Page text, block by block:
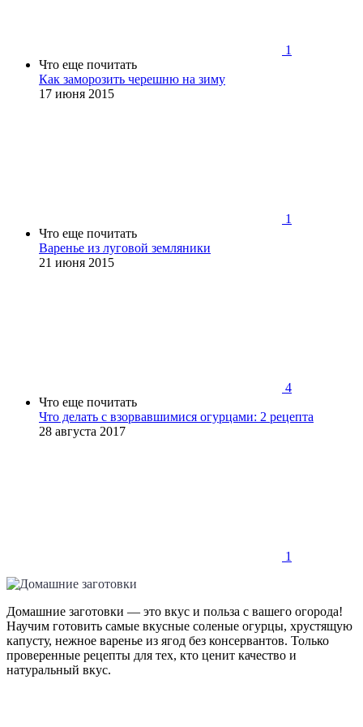
1
Что еще почитать
Как заморозить черешню на зиму
17 июня 2015
1
Что еще почитать
Варенье из луговой земляники
21 июня 2015
4
Что еще почитать
Что делать с взорвавшимися огурцами: 2 рецепта
28 августа 2017
1
Домашние заготовки — это вкус и польза с вашего огорода!
Научим готовить самые вкусные соленые огурцы, хрустящую
капусту, нежное варенье из ягод без консервантов. Только
проверенные рецепты для тех, кто ценит качество и
натуральный вкус.